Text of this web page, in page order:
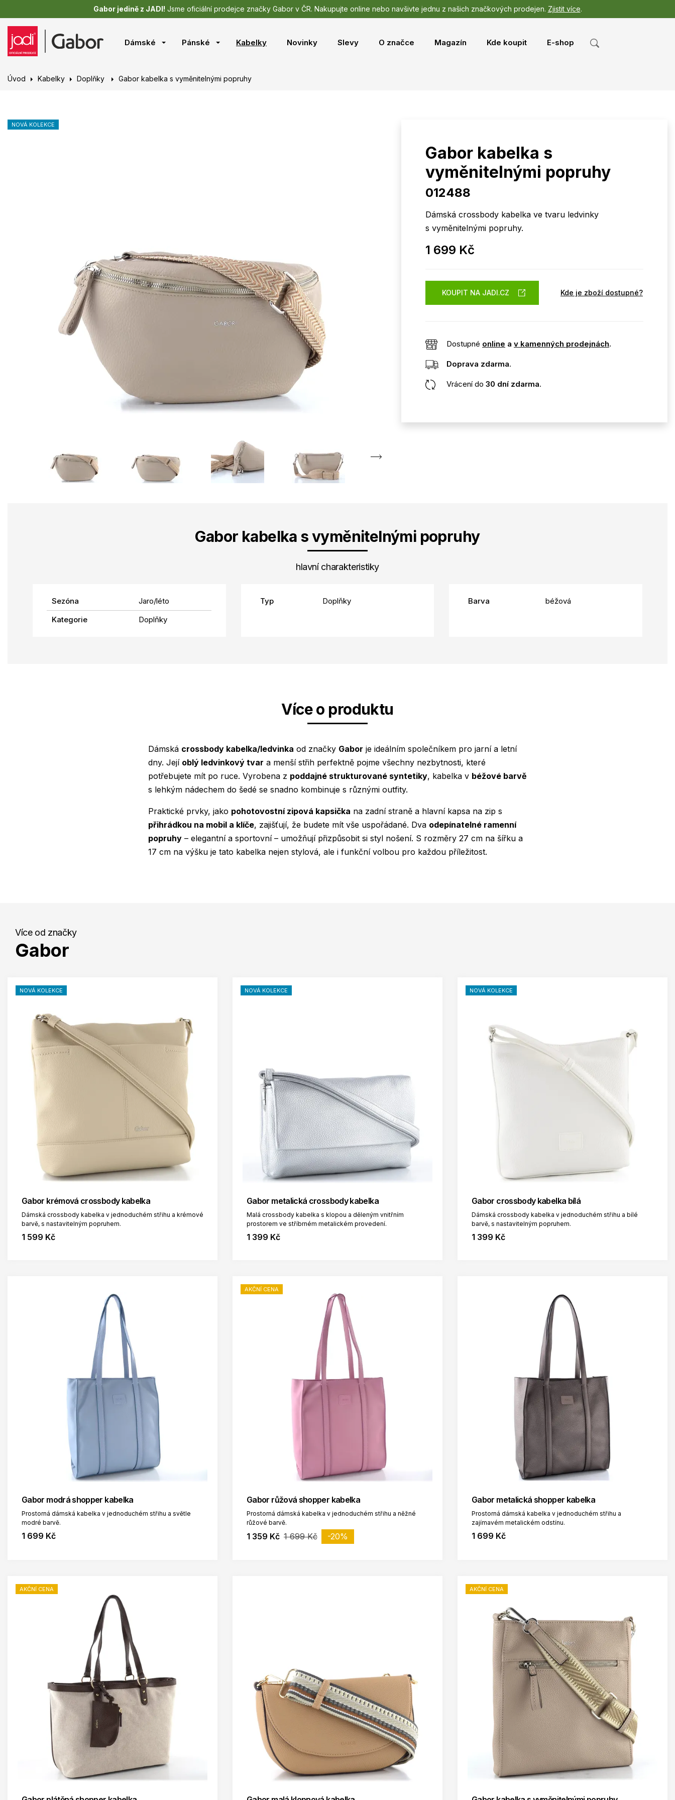
Gabor jedině z JADI! Jsme oficiální prodejce značky Gabor v ČR. Nakupujte online nebo navšivte jednu z našich značkových prodejen. Zjistit více.
Dámské Pánské Kabelky Novinky Slevy O značce Magazín Kde koupit E-shop
Úvod Kabelky Doplňky Gabor kabelka s vyměnitelnými popruhy
NOVÁ KOLEKCE
Gabor kabelka s
vyměnitelnými popruhy
012488
Dámská crossbody kabelka ve tvaru ledvinky
s vyměnitelnými popruhy.
1 699 Kč
KOUPIT NA JADI.CZ Kde je zboží dostupné?
Dostupné online a v kamenných prodejnách.
Doprava zdarma.
Vrácení do 30 dní zdarma.
Gabor kabelka s vyměnitelnými popruhy
hlavní charakteristiky
Sezóna
Jaro/léto
Kategorie
Doplňky
Typ Doplňky Barva béžová
Více o produktu
Dámská crossbody kabelka/ledvinka od značky Gabor je ideálním společníkem pro jarní a letní
dny. Její oblý ledvinkový tvar a menší střih perfektně pojme všechny nezbytnosti, které
potřebujete mít po ruce. Vyrobena z poddajné strukturované syntetiky, kabelka v béžové barvě
s lehkým nádechem do šedé se snadno kombinuje s různými outfity.
Praktické prvky, jako pohotovostní zipová kapsička na zadní straně a hlavní kapsa na zip s
přihrádkou na mobil a klíče, zajišťují, že budete mít vše uspořádané. Dva odepínatelné ramenní
popruhy – elegantní a sportovní – umožňují přizpůsobit si styl nošení. S rozměry 27 cm na šířku a
17 cm na výšku je tato kabelka nejen stylová, ale i funkční volbou pro každou příležitost.
Více od značky
Gabor
NOVÁ KOLEKCE
Gabor krémová crossbody kabelka
Dámská crossbody kabelka v jednoduchém střihu a krémové
barvě, s nastavitelným popruhem.
1 599 Kč
NOVÁ KOLEKCE
Gabor metalická crossbody kabelka
Malá crossbody kabelka s klopou a děleným vnitřním
prostorem ve stříbrném metalickém provedení.
1 399 Kč
NOVÁ KOLEKCE
Gabor crossbody kabelka bílá
Dámská crossbody kabelka v jednoduchém střihu a bílé
barvě, s nastavitelným popruhem.
1 399 Kč
Gabor modrá shopper kabelka
Prostorná dámská kabelka v jednoduchém střihu a světle
modré barvě.
1 699 Kč
AKČNÍ CENA
Gabor růžová shopper kabelka
Prostorná dámská kabelka v jednoduchém střihu a něžné
růžové barvě.
1 359 Kč 1 699 Kč -20%
Gabor metalická shopper kabelka
Prostorná dámská kabelka v jednoduchém střihu a
zajímavém metalickém odstínu.
1 699 Kč
AKČNÍ CENA AKČNÍ CENA